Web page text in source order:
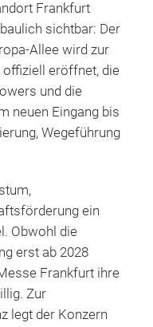
Frankfurt
sichtbar: Der
Allee wird zur
eröffnet, die
und die
neuen Eingang bis
Wegeführung
ein
Obwohl die
erst ab 2028
Frankfurt ihre
Zur
legt der Konzern